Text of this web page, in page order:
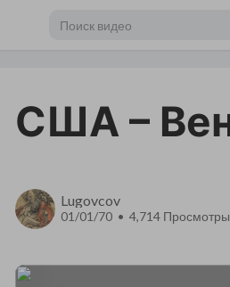
США –
Lugovcov
01/01/70 • 4,714